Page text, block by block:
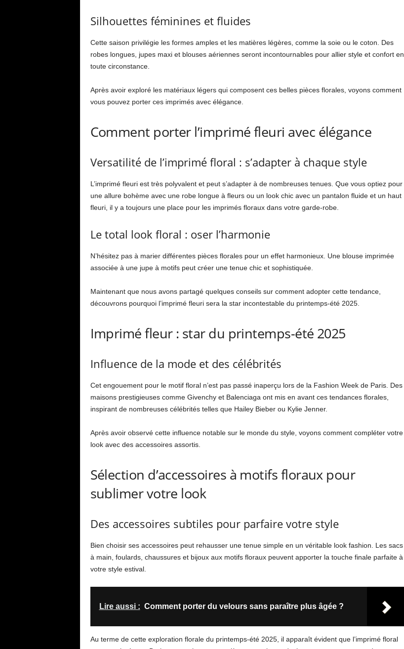
Silhouettes féminines et fluides
Cette saison privilégie les formes amples et les matières légères, comme la soie ou le coton. Des
robes longues, jupes maxi et blouses aériennes seront incontournables pour allier style et confort en
toute circonstance.
Après avoir exploré les matériaux légers qui composent ces belles pièces florales, voyons comment
vous pouvez porter ces imprimés avec élégance.
Comment porter l’imprimé fleuri avec élégance
Versatilité de l’imprimé floral : s’adapter à chaque style
L’imprimé fleuri est très polyvalent et peut s’adapter à de nombreuses tenues. Que vous optiez pour
une allure bohème avec une robe longue à fleurs ou un look chic avec un pantalon fluide et un haut
fleuri, il y a toujours une place pour les imprimés floraux dans votre garde-robe.
Le total look floral : oser l’harmonie
N’hésitez pas à marier différentes pièces florales pour un effet harmonieux. Une blouse imprimée
associée à une jupe à motifs peut créer une tenue chic et sophistiquée.
Maintenant que nous avons partagé quelques conseils sur comment adopter cette tendance,
découvrons pourquoi l’imprimé fleuri sera la star incontestable du printemps-été 2025.
Imprimé fleur : star du printemps-été 2025
Influence de la mode et des célébrités
Cet engouement pour le motif floral n’est pas passé inaperçu lors de la Fashion Week de Paris. Des
maisons prestigieuses comme Givenchy et Balenciaga ont mis en avant ces tendances florales,
inspirant de nombreuses célébrités telles que Hailey Bieber ou Kylie Jenner.
Après avoir observé cette influence notable sur le monde du style, voyons comment compléter votre
look avec des accessoires assortis.
Sélection d’accessoires à motifs floraux pour
sublimer votre look
Des accessoires subtiles pour parfaire votre style
Bien choisir ses accessoires peut rehausser une tenue simple en un véritable look fashion. Les sacs
à main, foulards, chaussures et bijoux aux motifs floraux peuvent apporter la touche finale parfaite à
votre style estival.
Lire aussi : Comment porter du velours sans paraître plus âgée ?
Au terme de cette exploration florale du printemps-été 2025, il apparaît évident que l’imprimé floral